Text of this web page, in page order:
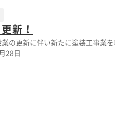
新！
28日